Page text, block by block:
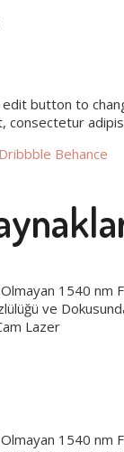
edit button to
consectetur
Dribbble Behance
1540 nm
ve
Lazer
1540 nm